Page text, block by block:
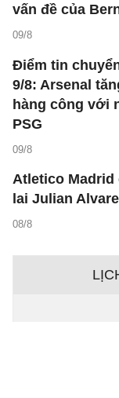
vấn đề của
09/8
Điểm tin
9/8: Arsenal
hàng công với
PSG
09/8
Atletico
lai Julian
08/8